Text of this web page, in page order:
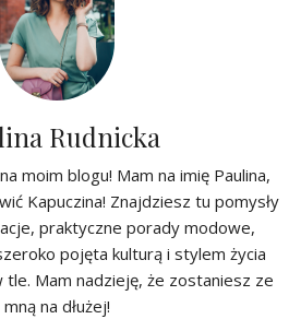
Rudnicka
moim blogu! Mam na imię Paulina,
Kapuczina! Znajdziesz tu pomysły
praktyczne porady modowe,
pojęta kulturą i stylem życia
tle. Mam nadzieję, że zostaniesz ze
mną na dłużej!